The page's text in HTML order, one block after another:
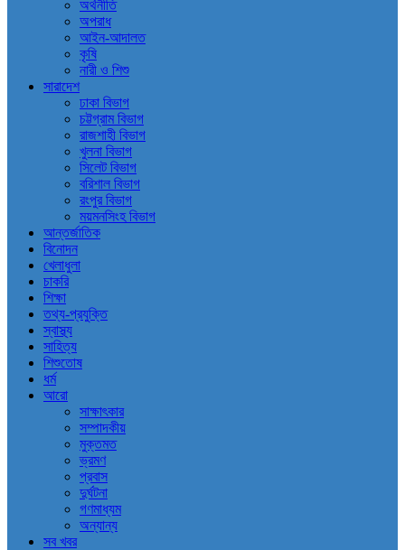
অর্থনীতি
অপরাধ
আইন-আদালত
কৃষি
নারী ও শিশু
সারাদেশ
ঢাকা বিভাগ
চট্টগ্রাম বিভাগ
রাজশাহী বিভাগ
খুলনা বিভাগ
সিলেট বিভাগ
বরিশাল বিভাগ
রংপুর বিভাগ
ময়মনসিংহ বিভাগ
আন্তর্জাতিক
বিনোদন
খেলাধুলা
চাকরি
শিক্ষা
তথ্য-প্রযুক্তি
স্বাস্থ্য
সাহিত্য
শিশুতোষ
ধর্ম
আরো
সাক্ষাৎকার
সম্পাদকীয়
মুক্তমত
ভ্রমণ
প্রবাস
দুর্ঘটনা
গণমাধ্যম
অন্যান্য
সব খবর